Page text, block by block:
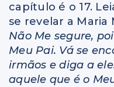
capítulo é o 17.
se revelar a Maria
Não Me segure,
Meu Pai. Vá se
irmãos e diga a
aquele que é o